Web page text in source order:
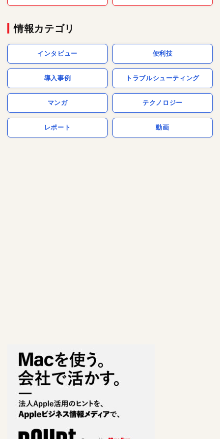
情報カテゴリ
インタビュー 便利技
導入事例 トラブルシューティング
マンガ テクノロジー
レポート 動画